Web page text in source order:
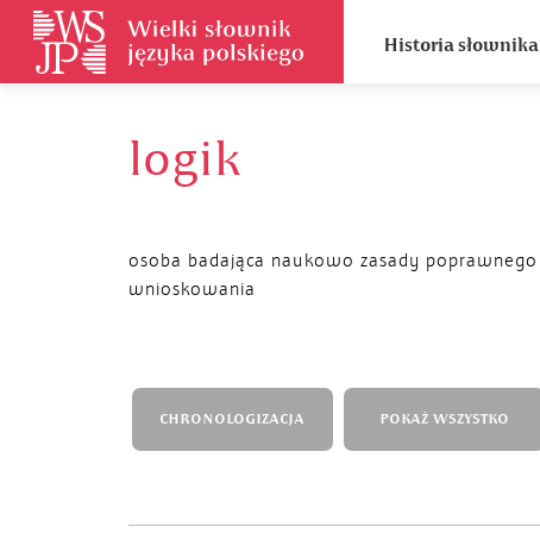
Historia słownika
logik
osoba badająca naukowo zasady poprawnego
wnioskowania
CHRONOLOGIZACJA POKAŻ WSZYSTKO